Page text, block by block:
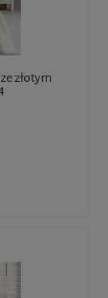
złotym